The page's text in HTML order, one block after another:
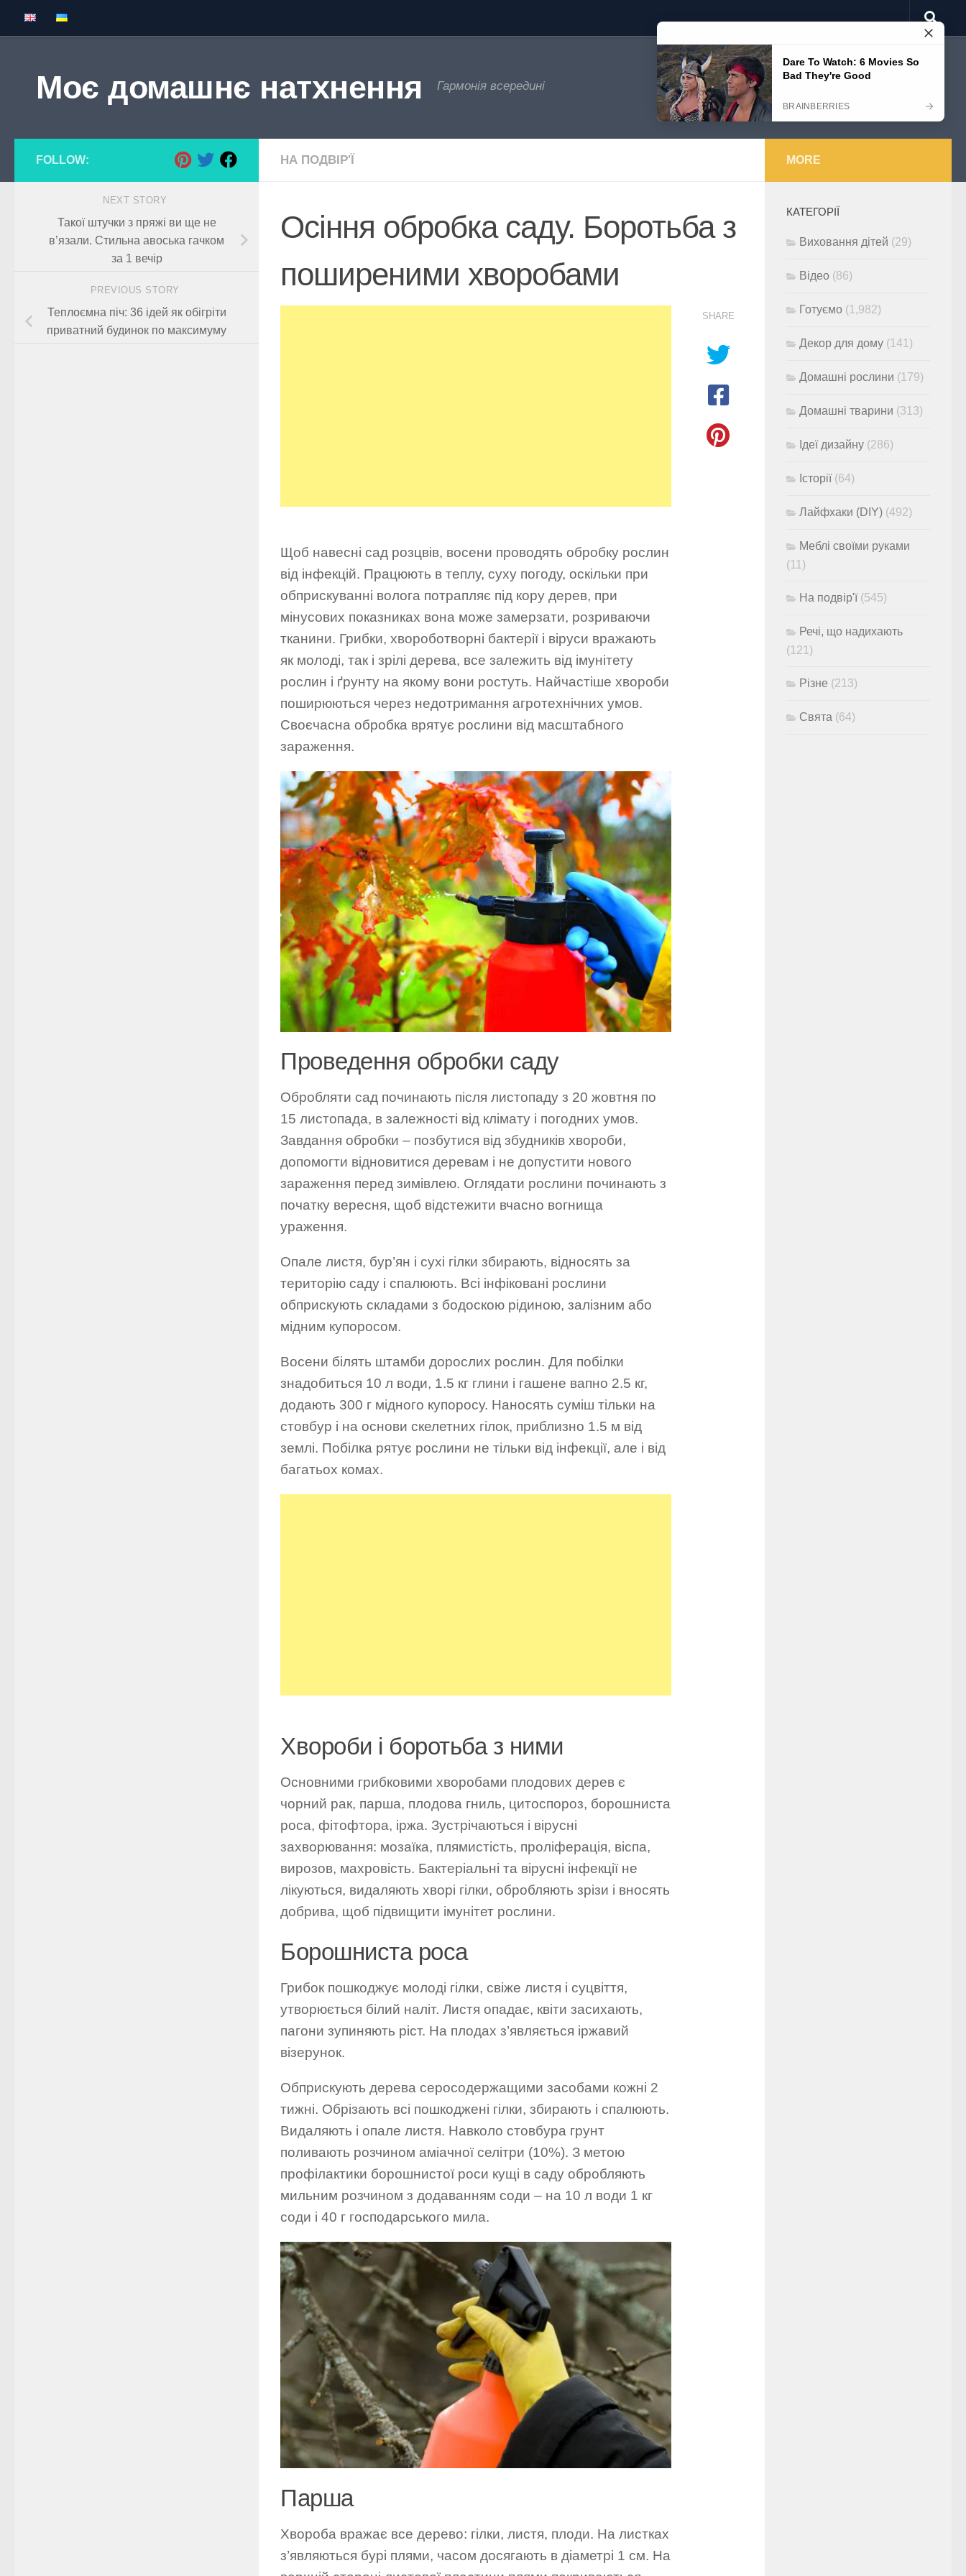
Skip to content
Моє домашнє натхнення Гармонія всередині
НА ПОДВІР'Ї
Осіння обробка саду. Боротьба з
поширеними хворобами
Щоб навесні сад розцвів, восени проводять обробку рослин
від інфекцій. Працюють в теплу, суху погоду, оскільки при
обприскуванні волога потрапляє під кору дерев, при
мінусових показниках вона може замерзати, розриваючи
тканини. Грибки, хвороботворні бактерії і віруси вражають
як молоді, так і зрілі дерева, все залежить від імунітету
рослин і ґрунту на якому вони ростуть. Найчастіше хвороби
поширюються через недотримання агротехнічних умов.
Своєчасна обробка врятує рослини від масштабного
зараження.
Проведення обробки саду
Обробляти сад починають після листопаду з 20 жовтня по
15 листопада, в залежності від клімату і погодних умов.
Завдання обробки – позбутися від збудників хвороби,
допомогти відновитися деревам і не допустити нового
зараження перед зимівлею. Оглядати рослини починають з
початку вересня, щоб відстежити вчасно вогнища
ураження.
Опале листя, бур’ян і сухі гілки збирають, відносять за
територію саду і спалюють. Всі інфіковані рослини
обприскують складами з бодоскою рідиною, залізним або
мідним купоросом.
Восени білять штамби дорослих рослин. Для побілки
знадобиться 10 л води, 1.5 кг глини і гашене вапно 2.5 кг,
додають 300 г мідного купоросу. Наносять суміш тільки на
стовбур і на основи скелетних гілок, приблизно 1.5 м від
землі. Побілка рятує рослини не тільки від інфекції, але і від
багатьох комах.
Хвороби і боротьба з ними
Основними грибковими хворобами плодових дерев є
чорний рак, парша, плодова гниль, цитоспороз, борошниста
роса, фітофтора, іржа. Зустрічаються і вірусні
захворювання: мозаїка, плямистість, проліферація, віспа,
вирозов, махровість. Бактеріальні та вірусні інфекції не
лікуються, видаляють хворі гілки, обробляють зрізи і вносять
добрива, щоб підвищити імунітет рослини.
Борошниста роса
Грибок пошкоджує молоді гілки, свіже листя і суцвіття,
утворюється білий наліт. Листя опадає, квіти засихають,
пагони зупиняють ріст. На плодах з’являється іржавий
візерунок.
Обприскують дерева серосодержащими засобами кожні 2
тижні. Обрізають всі пошкоджені гілки, збирають і спалюють.
Видаляють і опале листя. Навколо стовбура грунт
поливають розчином аміачної селітри (10%). З метою
профілактики борошнистої роси кущі в саду обробляють
мильним розчином з додаванням соди – на 10 л води 1 кг
соди і 40 г господарського мила.
Парша
Хвороба вражає все дерево: гілки, листя, плоди. На листках
з’являються бурі плями, часом досягають в діаметрі 1 см. На
SHARE
FOLLOW:
NEXT STORY
Такої штучки з пряжі ви ще не
в’язали. Стильна авоська гачком
за 1 вечір
PREVIOUS STORY
Теплоємна піч: 36 ідей як обігріти
приватний будинок по максимуму
MORE
КАТЕГОРІЇ
Виховання дітей (29)
Відео (86)
Готуємо (1,982)
Декор для дому (141)
Домашні рослини (179)
Домашні тварини (313)
Ідеї дизайну (286)
Історії(64)
Лайфхаки (DIY) (492)
Меблі своїми руками
(11)
На подвір'ї(545)
Речі, що надихають
(121)
Різне (213)
Свята (64)